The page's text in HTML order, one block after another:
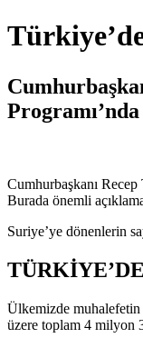
Cumhurbaşkanı
Burada önemli
Suriye’ye dönenlerin
Ülkemizde
üzere toplam 4 milyon